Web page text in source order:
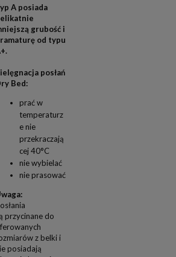
A posiada
grubość i
od typu
posłań
Bed:
prać w
temperaturz
e nie
przekraczają
cej 40°C
nie wybielać
nie prasować
przycinane do
z belki i
posiadają